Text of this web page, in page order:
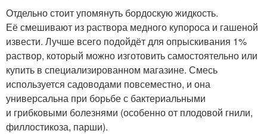
Отдельно стоит упомянуть бордоскую жидкость.
Её смешивают из раствора медного купороса и гашеной
извести. Лучше всего подойдёт для опрыскивания 1%
раствор, который можно изготовить самостоятельно или
купить в специализированном магазине. Смесь
используется садоводами повсеместно, и она
универсальна при борьбе с бактериальными
и грибковыми болезнями (особенно от плодовой гнили,
филлостикоза, парши).